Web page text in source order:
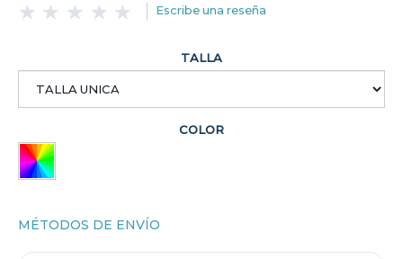
Escribe una reseña
TALLA
COLOR
MÉTODOS DE ENVÍO